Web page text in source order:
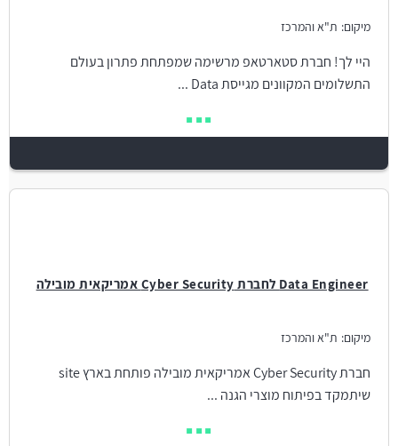
מיקום: ת"א והמרכז
היי לך! חברת סטארטאפ מרשימה שמפתחת פתרון בעולם
התשלומים המקוונים מגייסת Data ...
Data Engineer לחברת Cyber Security אמריקאית מובילה
מיקום: ת"א והמרכז
חברת Cyber Security אמריקאית מובילה פותחת בארץ site
שיתמקד בפיתוח מוצרי הגנה ...